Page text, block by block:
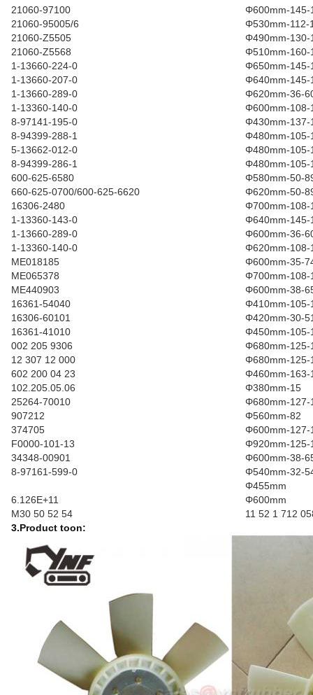
21060-97100
Φ600mm-145-
21060-95005/6
Φ530mm-112-
21060-Z5505
Φ490mm-130-
21060-Z5568
Φ510mm-160-
1-13660-224-0
Φ650mm-145-
1-13660-207-0
Φ640mm-145-
1-13660-289-0
Φ620mm-36-
1-13360-140-0
Φ600mm-108-
8-97141-195-0
Φ430mm-137-
8-94399-288-1
Φ480mm-105-
5-13662-012-0
Φ480mm-105-
8-94399-286-1
Φ480mm-105-
600-625-6580
Φ580mm-50-
660-625-0700/600-625-6620
Φ620mm-50-
16306-2480
Φ700mm-108-
1-13360-143-0
Φ640mm-145-
1-13660-289-0
Φ600mm-36-
1-13360-140-0
Φ620mm-108-
ME018185
Φ600mm-35-
ME065378
Φ700mm-108-
ME440903
Φ600mm-38-
16361-54040
Φ410mm-105-
16306-60101
Φ420mm-30-
16361-41010
Φ450mm-105-
002 205 9306
Φ680mm-125-
12 307 12 000
Φ680mm-125-
602 200 04 23
Φ460mm-163-
102.205.05.06
Φ380mm-15
25264-70010
Φ680mm-127-
907212
Φ560mm-82
374705
Φ600mm-127-
F0000-101-13
Φ920mm-125-
34348-00901
Φ600mm-38-
8-97161-599-0
Φ540mm-32-
Φ455mm
6.126E+11
Φ600mm
M30 50 52 54
11 52 1 712
3.Product toon: